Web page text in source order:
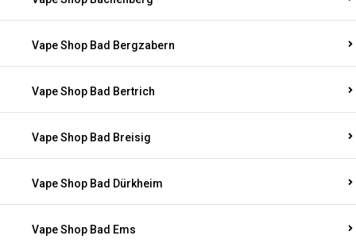
Vape Shop Bad Bergzabern
Vape Shop Bad Bertrich
Vape Shop Bad Breisig
Vape Shop Bad Dürkheim
Vape Shop Bad Ems